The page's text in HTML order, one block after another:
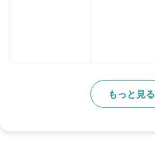
もっと見る